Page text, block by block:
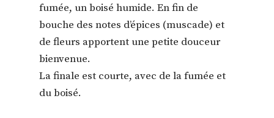
fumée, un boisé humide. En fin de
bouche des notes d’épices (muscade) et
de fleurs apportent une petite douceur
bienvenue.
La finale est courte, avec de la fumée et
du boisé.